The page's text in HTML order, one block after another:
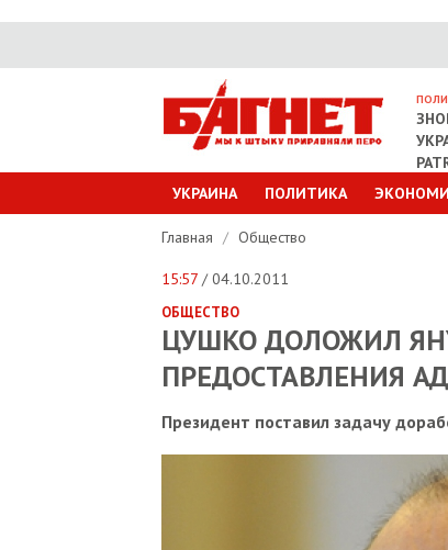
УКРАИНА ПОЛИТИКА
Главная / Общество
15:57 / 04.10.2011
ОБЩЕСТВО
ЦУШКО ДОЛОЖИЛ
ПРЕДОСТАВЛЕНИЯ
Президент поставил задачу